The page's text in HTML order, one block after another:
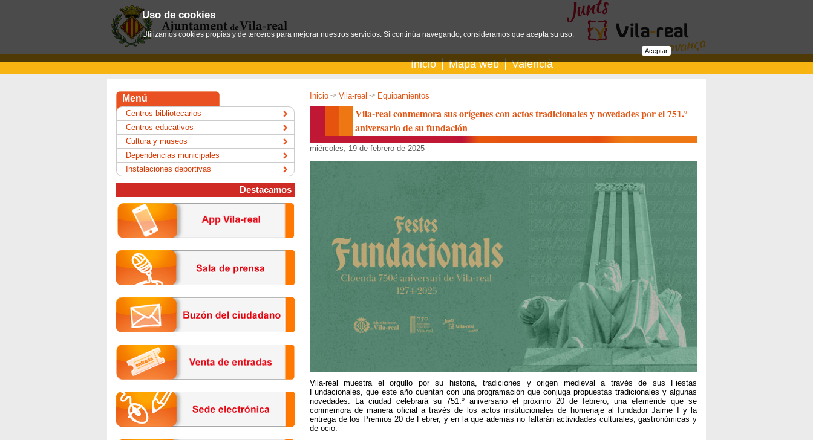
Inicio Mapa web Valencià
Inicio -> Vila-real -> Equipamientos
Vila-real conmemora sus orígenes con actos tradicionales y novedades por el 751.º
aniversario de su fundación
miércoles, 19 de febrero de 2025
Vila-real muestra el orgullo por su historia, tradiciones y origen medieval a través de sus Fiestas
Fundacionales, que este año cuentan con una programación que conjuga propuestas tradicionales y algunas
novedades. La ciudad celebrará su 751.º aniversario el próximo 20 de febrero, una efeméride que se
conmemora de manera oficial a través de los actos institucionales de homenaje al fundador Jaime I y la
entrega de los Premios 20 de Febrer, y en la que además no faltarán actividades culturales, gastronómicas y
de ocio.
Menú
Centros bibliotecarios
Centros educativos
Cultura y museos
Dependencias municipales
Instalaciones deportivas
Destacamos
Uso de cookies
Utilizamos cookies propias y de terceros para mejorar nuestros servicios. Si continúa navegando, consideramos que acepta su uso.
Aceptar